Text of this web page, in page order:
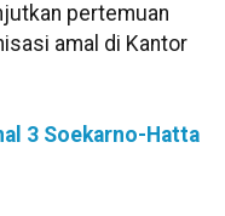
pertemuan
amal di Kantor
3 Soekarno-Hatta